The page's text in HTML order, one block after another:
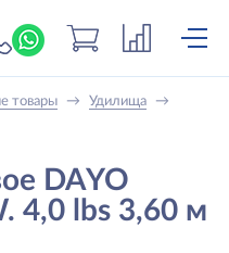
+7 (919) 698-56-
товары → Удилища
→
DAYO
4,0 lbs 3,60 м